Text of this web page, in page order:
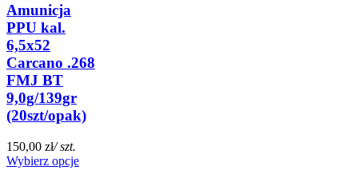
Amunicja
PPU kal.
6,5x52
Carcano .268
FMJ BT
9,0g/139gr
(20szt/opak)
150,00 zł/ szt.
Wybierz opcje